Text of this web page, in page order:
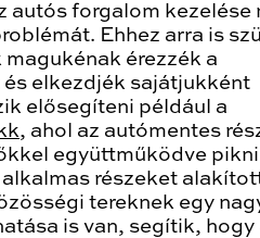
autós forgalom kezelése
Ehhez arra is
érezzék a
elkezdjék sajátjukként
elősegíteni például a
, ahol az autómentes
együttműködve
részeket
tereknek egy
is van, segítik, hogy